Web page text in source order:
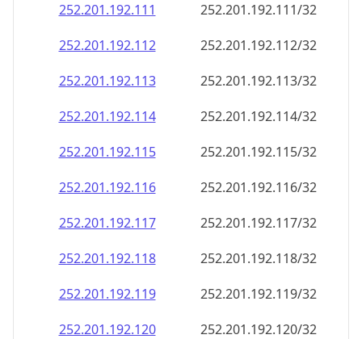
252.201.192.111
252.201.192.111/32
252.201.192.112
252.201.192.112/32
252.201.192.113
252.201.192.113/32
252.201.192.114
252.201.192.114/32
252.201.192.115
252.201.192.115/32
252.201.192.116
252.201.192.116/32
252.201.192.117
252.201.192.117/32
252.201.192.118
252.201.192.118/32
252.201.192.119
252.201.192.119/32
252.201.192.120
252.201.192.120/32